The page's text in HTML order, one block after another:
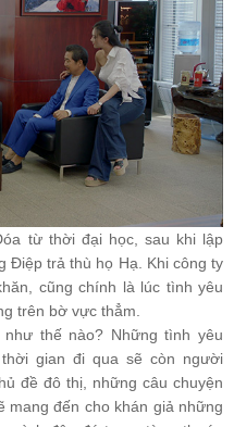
từ thời đại học, sau khi lập
Điệp trả thù họ Hạ. Khi công ty
cũng chính là lúc tình yêu
trên bờ vực thẳm.
thế nào? Những tình yêu
gian đi qua sẽ còn người
đề đô thị, những câu chuyện
mang đến cho khán giả những